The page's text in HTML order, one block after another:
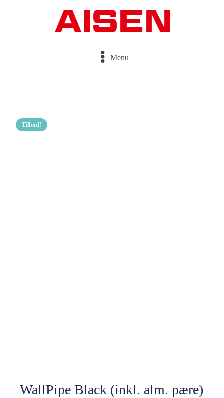
Menu
Tilbud!
WallPipe Black (inkl. alm. pære)